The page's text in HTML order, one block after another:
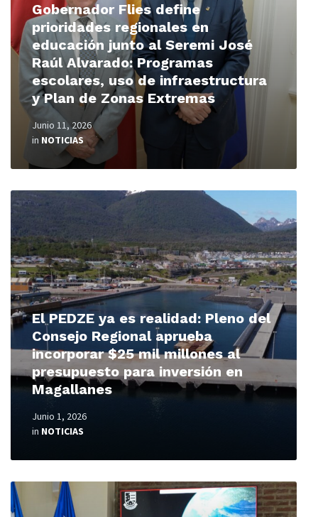
Gobernador Flies define
prioridades regionales en
educación junto al Seremi José
Raúl Alvarado: Programas
escolares, uso de infraestructura
y Plan de Zonas Extremas
Junio 11, 2026
in NOTICIAS
El PEDZE ya es realidad: Pleno del
Consejo Regional aprueba
incorporar $25 mil millones al
presupuesto para inversión en
Magallanes
Junio 1, 2026
in NOTICIAS
Read
More
Read
More